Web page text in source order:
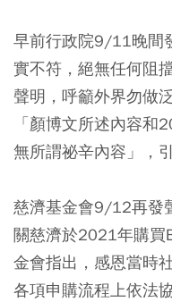
早前行政院9/11晚間
實不符，絕無任何阻
聲明，呼籲外界勿做
「顏博文所述內容和
無所謂祕辛內容」，
慈濟基金會9/12再發
關慈濟於2021年購買
金會指出，感恩當時
各項申購流程上依法